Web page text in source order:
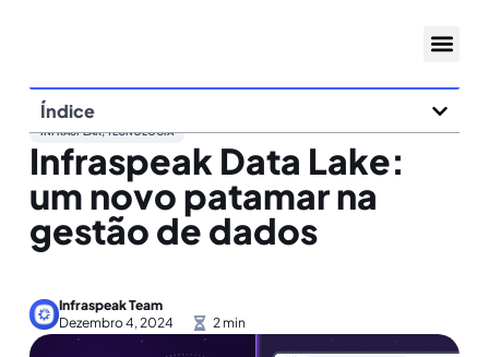
Índice
INFRASPEAK,TECNOLOGIA
Infraspeak Data Lake:
um novo patamar na
gestão de dados
Infraspeak Team
Dezembro 4, 2024